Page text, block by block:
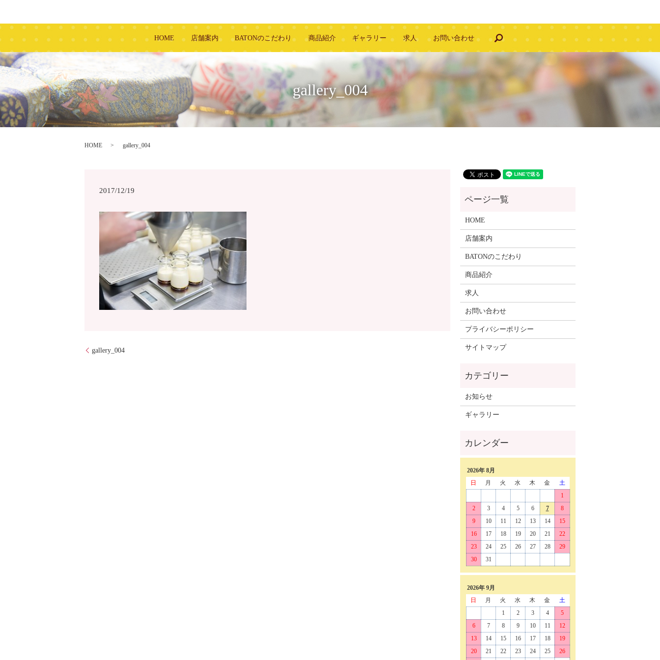
HOME 店舗案内 BATONのこだわり 商品紹介 ギャラリー 求人 お問い合わせ search
gallery_004
HOME gallery_004
2017/12/19
gallery_004
HOME
店舗案内
BATONのこだわり
商品紹介
求人
お問い合わせ
プライバシーポリシー
サイトマップ
お知らせ
ギャラリー
2026年 8月
日
月 火 水 木 金
土
1
2
3 4 5 6 7
8
9
10 11 12 13 14
15
16
17 18 19 20 21
22
23
24 25 26 27 28
29
30
31
2026年 9月
日
月 火 水 木 金
土
1
2 3 4
5
6
7 8 9 10 11
12
13
14 15 16 17 18
19
20
21 22 23 24 25 26